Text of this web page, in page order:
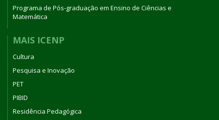
Programa de Pós-graduação em Ensino de Ciências e
Matemática
MAIS ICENP
Cultura
Pesquisa e Inovação
PET
PIBID
Residência Pedagógica